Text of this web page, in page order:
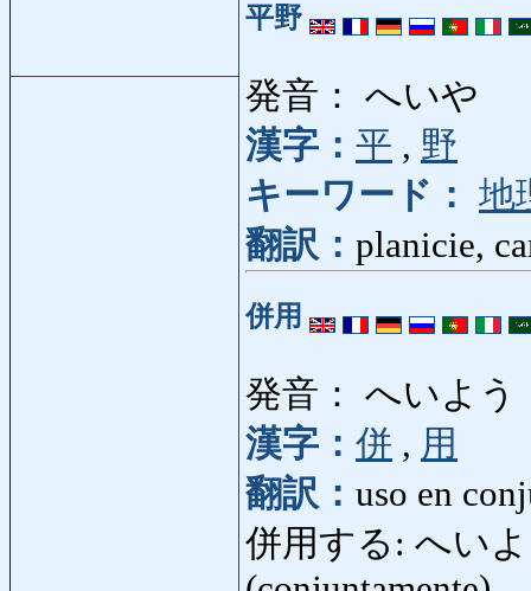
平野
発音： へいや
漢字： 平 , 野
キーワード： 地
翻訳： planicie,
併用
発音： へいよう
漢字： 併 , 用
翻訳： uso en
併用する: へいよ